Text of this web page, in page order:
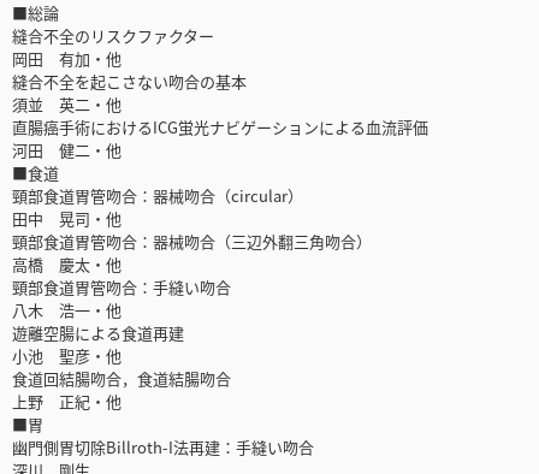
■総論
縫合不全のリスクファクター
岡田 有加・他
縫合不全を起こさない吻合の基本
須並 英二・他
直腸癌手術におけるICG蛍光ナビゲーションによる血流評価
河田 健二・他
■食道
頸部食道胃管吻合：器械吻合（circular）
田中 晃司・他
頸部食道胃管吻合：器械吻合（三辺外翻三角吻合）
高橋 慶太・他
頸部食道胃管吻合：手縫い吻合
八木 浩一・他
遊離空腸による食道再建
小池 聖彦・他
食道回結腸吻合，食道結腸吻合
上野 正紀・他
■胃
幽門側胃切除Billroth-I法再建：手縫い吻合